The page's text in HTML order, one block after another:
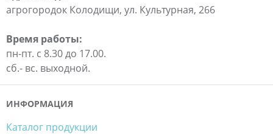
агрогородок Колодищи, ул. Культурная, 266
Время работы:
пн-пт. c 8.30 до 17.00.
сб.- вс. выходной.
ИНФОРМАЦИЯ
Каталог продукции